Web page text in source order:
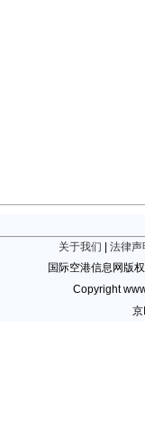
关于我们
法律声
国际空港信息网版
Copyright